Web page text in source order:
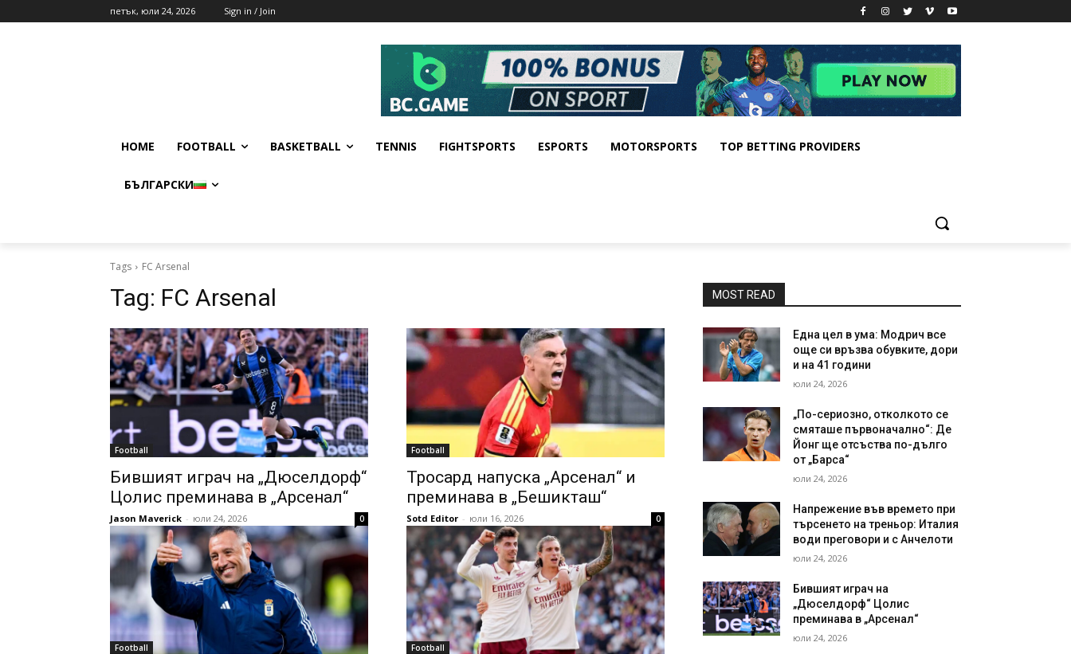
петък, юли 24, 2026 Sign in / Join
HOME FOOTBALL BASKETBALL TENNIS FIGHTSPORTS ESPORTS MOTORSPORTS TOP BETTING PROVIDERS
БЪЛГАРСКИ
Tags FC Arsenal
Tag: FC Arsenal
Football
Бившият играч на „Дюселдорф“
Цолис преминава в „Арсенал“
Jason Maverick - юли 24, 2026 0
Football
Тросард напуска „Арсенал“ и
преминава в „Бешикташ“
Sotd Editor - юли 16, 2026 0
Football Football
MOST READ
Една цел в ума: Модрич все
още си връзва обувките, дори
и на 41 години
юли 24, 2026
„По-сериозно, отколкото се
смяташе първоначално“: Де
Йонг ще отсъства по-дълго
от „Барса“
юли 24, 2026
Напрежение във времето при
търсенето на треньор: Италия
води преговори и с Анчелоти
юли 24, 2026
Бившият играч на
„Дюселдорф“ Цолис
преминава в „Арсенал“
юли 24, 2026